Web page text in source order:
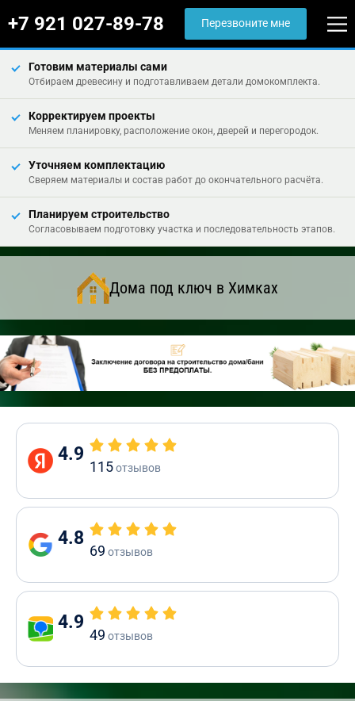
+7 921 027-89-78 Перезвоните мне
Готовим материалы сами
Отбираем древесину и подготавливаем детали домокомплекта.
Корректируем проекты
Меняем планировку, расположение окон, дверей и перегородок.
Уточняем комплектацию
Сверяем материалы и состав работ до окончательного расчёта.
Планируем строительство
Согласовываем подготовку участка и последовательность этапов.
Дома под ключ в Химках
4.9
115отзывов
4.8
69 отзывов
4.9
49 отзывов